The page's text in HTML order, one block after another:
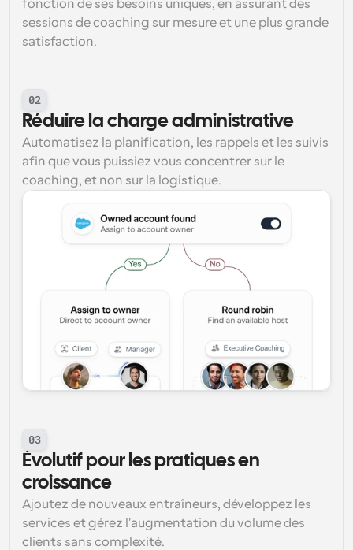
fonction de ses besoins uniques, en assurant des
sessions de coaching sur mesure et une plus grande
satisfaction.
02
Réduire la charge administrative
Automatisez la planification, les rappels et les suivis
afin que vous puissiez vous concentrer sur le
coaching, et non sur la logistique.
03
Évolutif pour les pratiques en
croissance
Ajoutez de nouveaux entraîneurs, développez les
services et gérez l'augmentation du volume des
clients sans complexité.